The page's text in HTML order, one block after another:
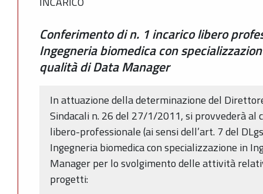
Conferimento di n. 1 incarico libero
Ingegneria biomedica con
qualità di Data Manager
In attuazione della determinazione del
Sindacali n. 26 del 27/1/2011, si provvederà al
libero-professionale (ai sensi dell’art. 7 del
Ingegneria biomedica con specializzazione in
Manager per lo svolgimento delle attività
progetti: